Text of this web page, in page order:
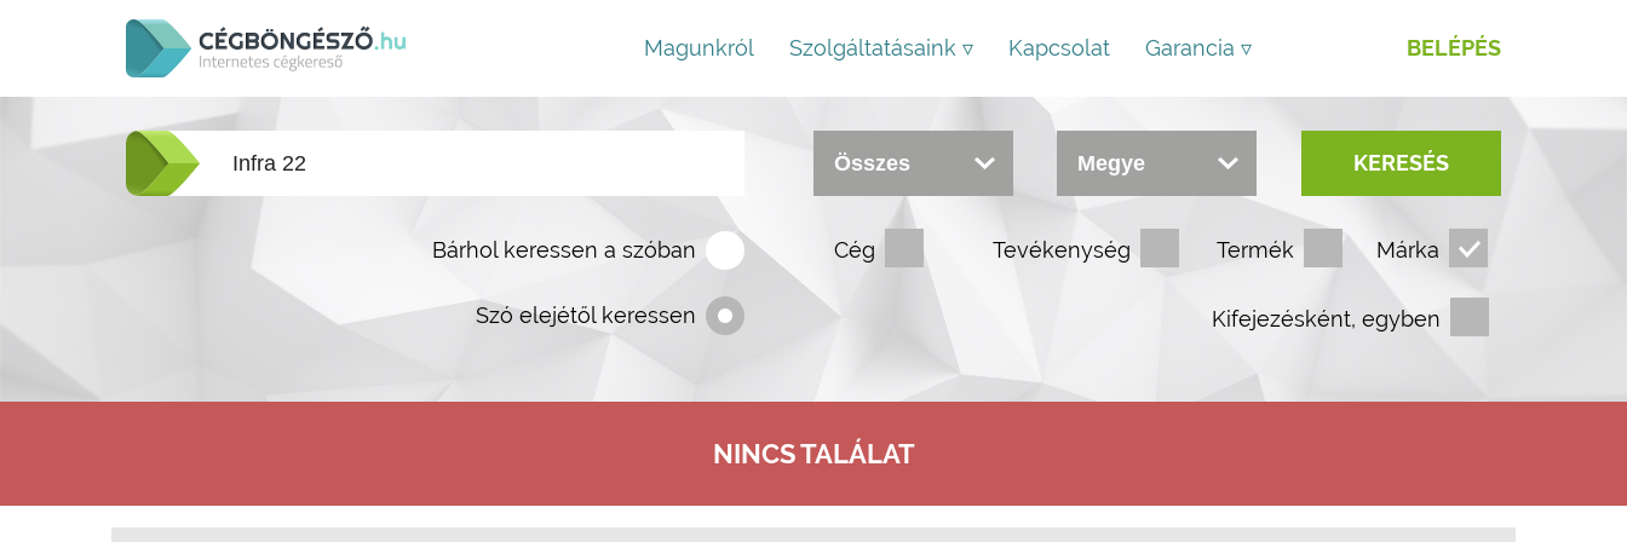
Magunkról Szolgáltatásaink ▿ Kapcsolat Garancia ▿ BELÉPÉS
KERESÉS
Bárhol keressen a szóban
Szó elejétől keressen
Cég Tevékenység Termék Márka
Kifejezésként, egyben
NINCS TALÁLAT